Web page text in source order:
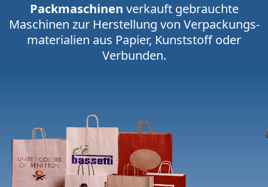
Packmaschinen verkauft gebrauchte
Maschinen zur Herstellung von Verpackungs­
materialien aus Papier, Kunststoff oder
Verbunden.